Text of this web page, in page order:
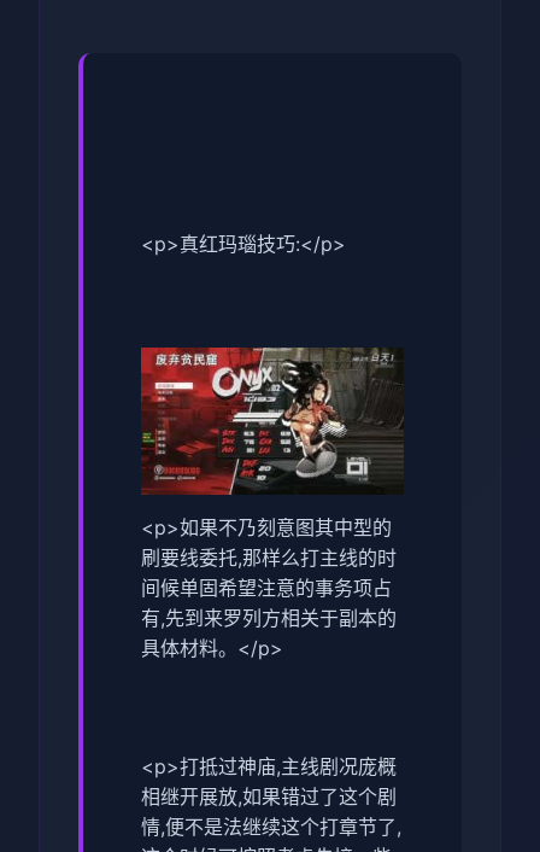
<p>真红玛瑙技巧:</p>
<p>如果不乃刻意图其中型的
刷要线委托,那样么打主线的时
间候单固希望注意的事务项占
有,先到来罗列方相关于副本的
具体材料。</p>
<p>打抵过神庙,主线剧况庞概
相继开展放,如果错过了这个剧
情,便不是法继续这个打章节了,